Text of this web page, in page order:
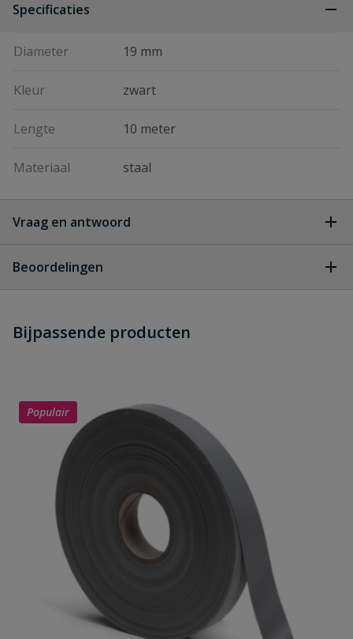
Specificaties
Diameter 19 mm
Kleur zwart
Lengte 10 meter
Materiaal staal
Vraag en antwoord
dit product?
Beoordelingen
Schrijf zelf een beoordeling
Uw waardering:
Samenvatting
Bijpassende producten
Populair